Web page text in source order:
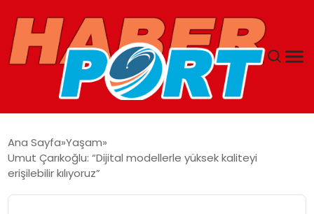
GUNCEL
Ana Sayfa Yaşam
Umut Çarıkoğlu: “Dijital modellerle yüksek kaliteyi
erişilebilir kılıyoruz”